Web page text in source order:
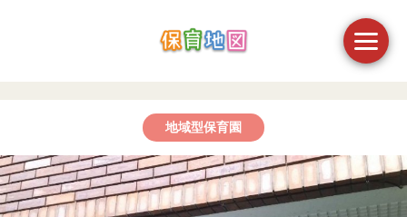
地域型保育園